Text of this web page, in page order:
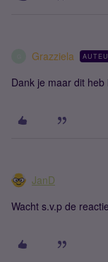
Grazziela
Dank je maar dit
JanD
Wacht s.v.p de